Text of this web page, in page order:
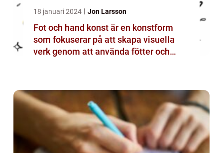
18 januari 2024 Jon Larsson
Fot och hand konst är en konstform
som fokuserar på att skapa visuella
verk genom att använda fötter och